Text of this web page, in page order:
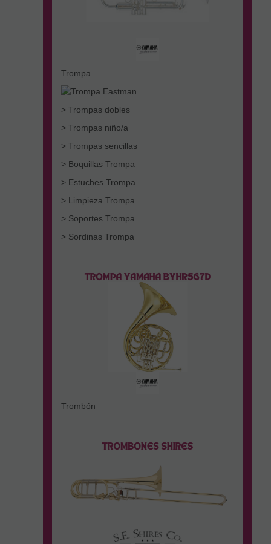
Trompa
> Trompas dobles
> Trompas niño/a
> Trompas sencillas
> Boquillas Trompa
> Estuches Trompa
> Limpieza Trompa
> Soportes Trompa
> Sordinas Trompa
Trombón